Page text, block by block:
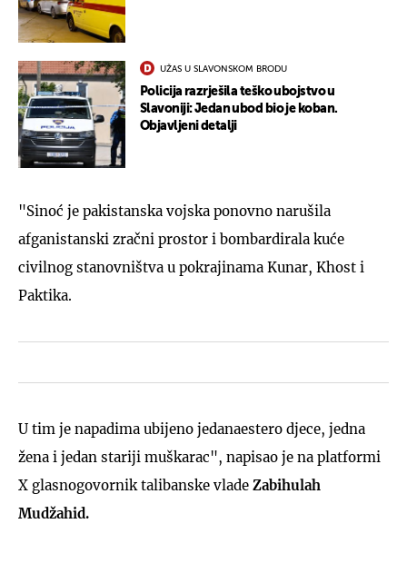
UŽAS U SLAVONSKOM BRODU
Policija razrješila teško ubojstvo u
Slavoniji: Jedan ubod bio je koban.
Objavljeni detalji
"Sinoć je pakistanska vojska ponovno narušila
afganistanski zračni prostor i bombardirala kuće
civilnog stanovništva u pokrajinama Kunar, Khost i
Paktika.
U tim je napadima ubijeno jedanaestero djece, jedna
žena i jedan stariji muškarac", napisao je na platformi
X glasnogovornik talibanske vlade Zabihulah
Mudžahid.